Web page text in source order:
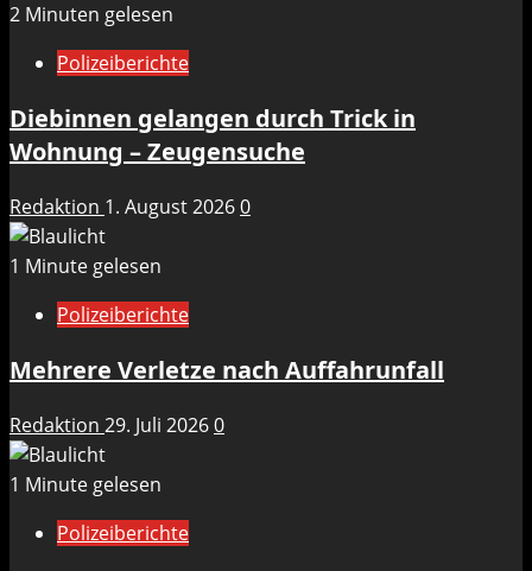
2 Minuten gelesen
Polizeiberichte
Diebinnen gelangen durch Trick in
Wohnung – Zeugensuche
Redaktion 1. August 20260
1 Minute gelesen
Polizeiberichte
Mehrere Verletze nach Auffahrunfall
Redaktion 29. Juli 20260
1 Minute gelesen
Polizeiberichte